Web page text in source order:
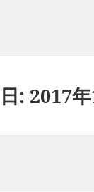
日: 2017